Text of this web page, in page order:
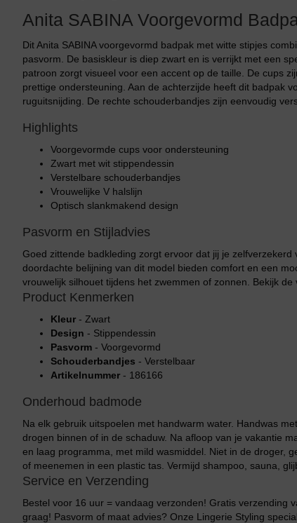
Anita SABINA Voorgevormd
Dit Anita SABINA voorgevormd badpak met witte stipjes
pasvorm. De basiskleur is diep zwart en is verrijkt met een
patroon zorgt visueel voor een accent op de taille. De cups
prettige ondersteuning. Aan de achterzijde heeft dit badpak
ruguitsnijding. De rechte schouderbandjes zijn eenvoudig
Highlights
Voorgevormde cups voor ondersteuning
Zwart met wit stippendessin
Verstelbare schouderbandjes
Vrouwelijke V halslijn
Optisch slankmakend design
Pasvorm en Stijladvies
Goed zittende badkleding zorgt ervoor dat jij je
doordachte belijning van dit model bieden comfort en een
vrouwelijk silhouet tijdens het zwemmen of zonnen. Bekijk de
Product Kenmerken
Kleur - Zwart
Design - Stippendessin
Pasvorm - Voorgevormd
Schouderbandjes - Verstelbaar
Artikelnummer - 186166
Onderhoud badmode
Na elk gebruik uitspoelen met handwarm water. Handwas
drogen binnen of in de schaduw. Na afloop van je vakantie
en laag programma, met mild wasmiddel. Niet in de droger,
of meenemen in een plastic tas. Vermijd shampoo, sauna,
Service en Verzending
Bestel voor 16 uur = vandaag verzonden! Gratis verzending
graag! Pasvorm of maat advies? Onze Lingerie Styling
Alle Bikini’s
Bikini Top
Bikini Push-Up
Bikini Met Beugel